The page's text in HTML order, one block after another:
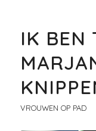
IK BEN
VROUWEN OP PAD